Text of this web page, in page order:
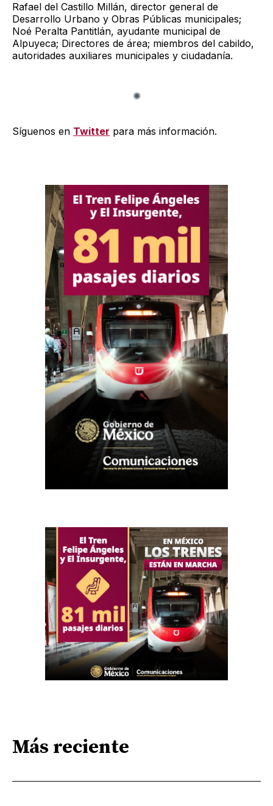
Rafael del Castillo Millán, director general de
Desarrollo Urbano y Obras Públicas municipales;
Noé Peralta Pantitlán, ayudante municipal de
Alpuyeca; Directores de área; miembros del cabildo,
autoridades auxiliares municipales y ciudadanía.
Síguenos en Twitter para más información.
Más reciente